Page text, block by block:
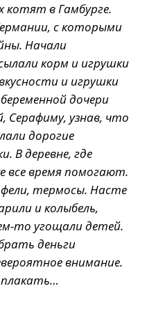
котят в Гамбурге.
с которыми
Начали
корм и игрушки
и игрушки
дочери
Серафиму, узнав, что
дорогие
В деревне, где
все время помогают.
термосы. Насте
и колыбель,
то угощали детей.
деньги
внимание.